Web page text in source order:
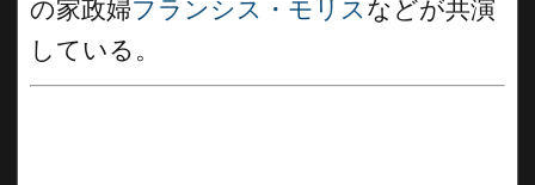
の家政婦フランシス・モリスなどが共演
している。